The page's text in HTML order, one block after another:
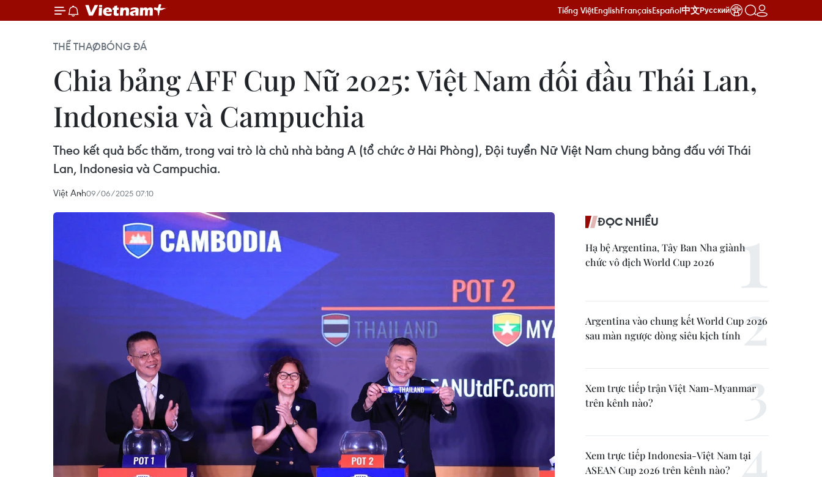
Tiếng ViệtEnglishFrançaisEspañol中文Русский
THỂ THAOBÓNG ĐÁ
Chia bảng AFF Cup Nữ 2025: Việt Nam đối đầu Thái Lan,
Indonesia và Campuchia
Theo kết quả bốc thăm, trong vai trò là chủ nhà bảng A (tổ chức ở Hải Phòng), Đội tuyển Nữ Việt Nam chung bảng đấu với Thái
Lan, Indonesia và Campuchia.
Việt Anh09/06/2025 07:10
ĐỌC NHIỀU
Hạ bệ Argentina, Tây Ban Nha giành
chức vô địch World Cup 2026
Argentina vào chung kết World Cup 2026
sau màn ngược dòng siêu kịch tính
Xem trực tiếp trận Việt Nam-Myanmar
trên kênh nào?
Xem trực tiếp Indonesia-Việt Nam tại
ASEAN Cup 2026 trên kênh nào?